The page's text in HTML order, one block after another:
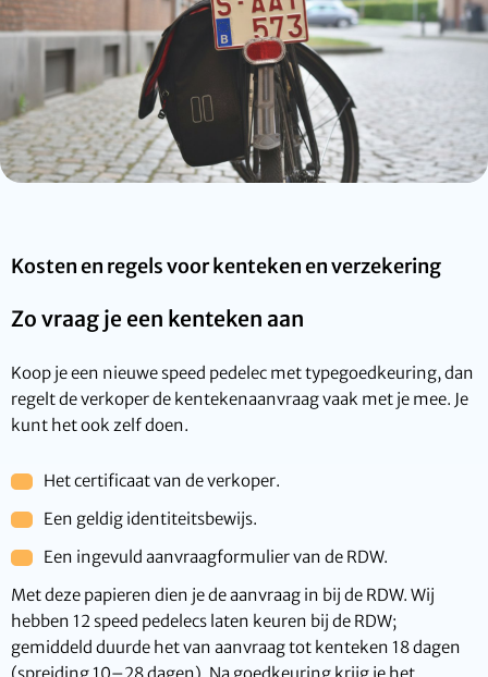
Kosten en regels voor kenteken en verzekering
Zo vraag je een kenteken aan
Koop je een nieuwe speed pedelec met typegoedkeuring, dan
regelt de verkoper de kentekenaanvraag vaak met je mee. Je
kunt het ook zelf doen.
Het certificaat van de verkoper.
Een geldig identiteitsbewijs.
Een ingevuld aanvraagformulier van de RDW.
Met deze papieren dien je de aanvraag in bij de RDW. Wij
hebben 12 speed pedelecs laten keuren bij de RDW;
gemiddeld duurde het van aanvraag tot kenteken 18 dagen